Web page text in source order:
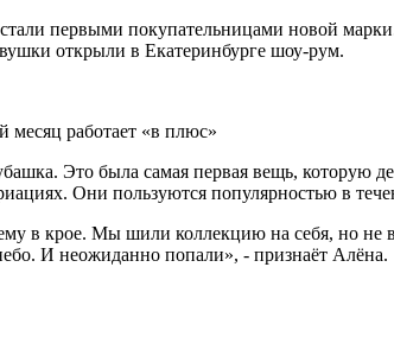
первыми покупательницами новой марки.
открыли в Екатеринбурге шоу-рум.
месяц работает «в плюс»
Это была самая первая вещь, которую
Они пользуются популярностью в
в крое. Мы шили коллекцию на себя, но не
И неожиданно попали», - признаёт Алёна.